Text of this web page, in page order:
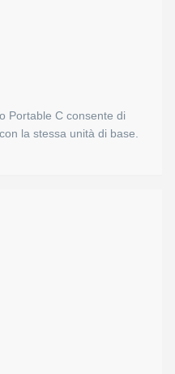
Portable C consente di
la stessa unità di base.
pressione sul display